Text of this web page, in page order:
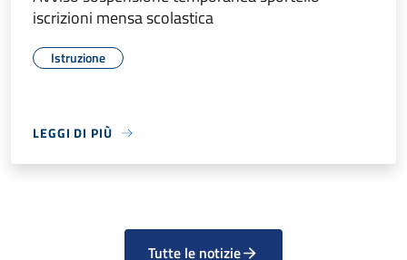
iscrizioni mensa scolastica
Istruzione
LEGGI DI PIÙ
Tutte le notizie